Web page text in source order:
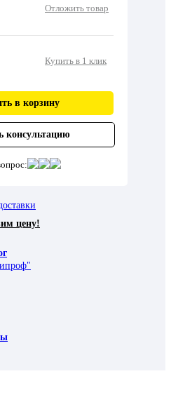
Отложить товар
Купить в 1 клик
в корзину
консультацию
цену!